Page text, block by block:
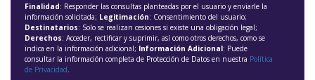
Finalidad: Responder las consultas planteadas por el usuario y enviarle la
información solicitada; Legitimación: Consentimiento del usuario;
Destinatarios: Solo se realizan cesiones si existe una obligación legal;
Derechos: Acceder, rectificar y suprimir, así como otros derechos, como se
indica en la información adicional; Información Adicional: Puede
consultar la información completa de Protección de Datos en nuestra Política
de Privacidad